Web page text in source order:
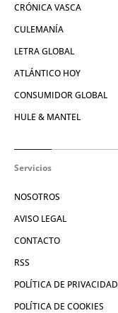
CRÓNICA VASCA
CULEMANÍA
LETRA GLOBAL
ATLÁNTICO HOY
CONSUMIDOR GLOBAL
HULE & MANTEL
Servicios
NOSOTROS
AVISO LEGAL
CONTACTO
RSS
POLÍTICA DE PRIVACIDAD
POLÍTICA DE COOKIES